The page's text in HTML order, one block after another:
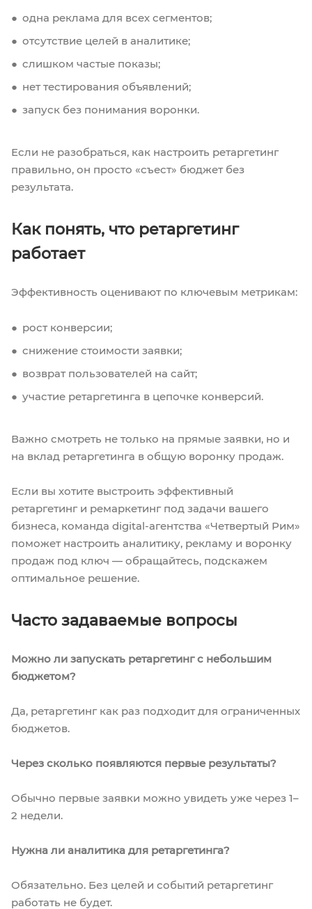
одна реклама для всех сегментов;
отсутствие целей в аналитике;
слишком частые показы;
нет тестирования объявлений;
запуск без понимания воронки.
Если не разобраться, как настроить ретаргетинг
правильно, он просто «съест» бюджет без
результата.
Как понять, что ретаргетинг
работает
Эффективность оценивают по ключевым метрикам:
рост конверсии;
снижение стоимости заявки;
возврат пользователей на сайт;
участие ретаргетинга в цепочке конверсий.
Важно смотреть не только на прямые заявки, но и
на вклад ретаргетинга в общую воронку продаж.
Если вы хотите выстроить эффективный
ретаргетинг и ремаркетинг под задачи вашего
бизнеса, команда digital-агентства «Четвертый Рим»
поможет настроить аналитику, рекламу и воронку
продаж под ключ — обращайтесь, подскажем
оптимальное решение.
Часто задаваемые вопросы
Можно ли запускать ретаргетинг с небольшим
бюджетом?
Да, ретаргетинг как раз подходит для ограниченных
бюджетов.
Через сколько появляются первые результаты?
Обычно первые заявки можно увидеть уже через 1–
2 недели.
Нужна ли аналитика для ретаргетинга?
Обязательно. Без целей и событий ретаргетинг
работать не будет.